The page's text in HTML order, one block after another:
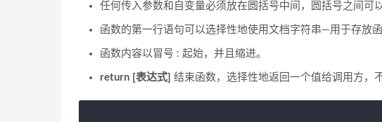
任何传入参数和自变量必须放在圆括号中间，圆括号之间可
函数的第一行语句可以选择性地使用文档字符串—用于存放函
函数内容以冒号 : 起始，并且缩进。
return [表达式] 结束函数，选择性地返回一个值给调用方，